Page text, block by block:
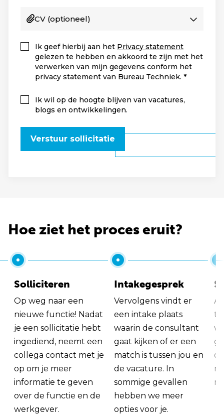
CV (optioneel)
Ik geef hierbij aan het Privacy statement
gelezen te hebben en akkoord te zijn met het
verwerken van mijn gegevens conform het
privacy statement van Bureau Techniek.
Ik wil op de hoogte blijven van vacatures,
blogs en ontwikkelingen.
Verstuur sollicitatie
Hoe ziet het proces eruit?
Solliciteren
Op weg naar een
nieuwe functie! Nadat
je een sollicitatie hebt
ingediend, neemt een
collega contact met je
op om je meer
informatie te geven
over de functie en de
werkgever.
Intakegesprek
Vervolgens vindt er
een intake plaats
waarin de consultant
gaat kijken of er een
match is tussen jou en
de vacature. In
sommige gevallen
hebben we meer
opties voor je.